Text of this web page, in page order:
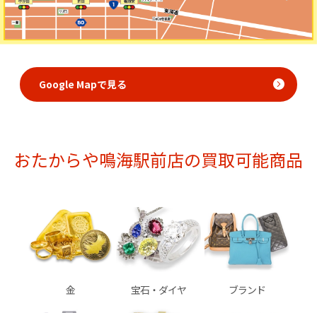
Google Mapで見る
おたからや鳴海駅前店の買取可能商品
金 宝石・ダイヤ ブランド